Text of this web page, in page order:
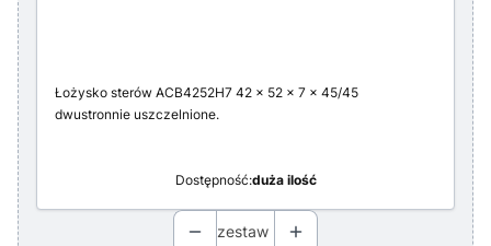
Łożysko sterów ACB4252H7 42 x 52 x 7 x 45/45
dwustronnie uszczelnione.
Dostępność:duża ilość
zestaw